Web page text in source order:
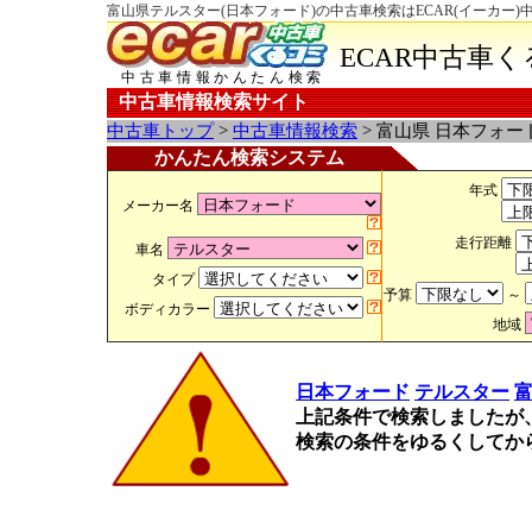
富山県テルスター(日本フォード)の中古車検索はECAR(イーカー)
中古車情報かんたん検索
ECAR中古車
中古車情報検索サイト
中古車トップ> 中古車情報検索 > 富山県 日本フォー
かんたん検索システム
メーカー名
車名
タイプ
ボディカラー
年式
走行距離
予算
～
地域
日本フォード テルスター
上記条件で検索しました
検索の条件をゆるくして